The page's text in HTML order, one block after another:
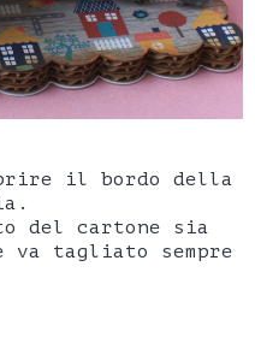
il bordo della
del cartone sia
va tagliato sempre